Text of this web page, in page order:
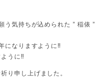
気持ちが込められた ” 稲俵 ”
になりますように‼
うに‼
り申し上げました。